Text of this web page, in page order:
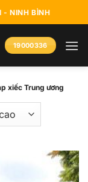
- NINH BÌNH
19000336
xiếc Trung ương